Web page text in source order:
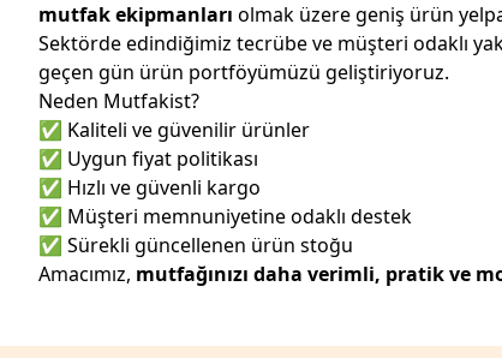
mutfak ekipmanları olmak üzere geniş ürün
Sektörde edindiğimiz tecrübe ve müşteri odaklı
geçen gün ürün portföyümüzü geliştiriyoruz.
Neden Mutfakist?
✅ Kaliteli ve güvenilir ürünler
✅ Uygun fiyat politikası
✅ Hızlı ve güvenli kargo
✅ Müşteri memnuniyetine odaklı destek
✅ Sürekli güncellenen ürün stoğu
Amacımız, mutfağınızı daha verimli, pratik ve